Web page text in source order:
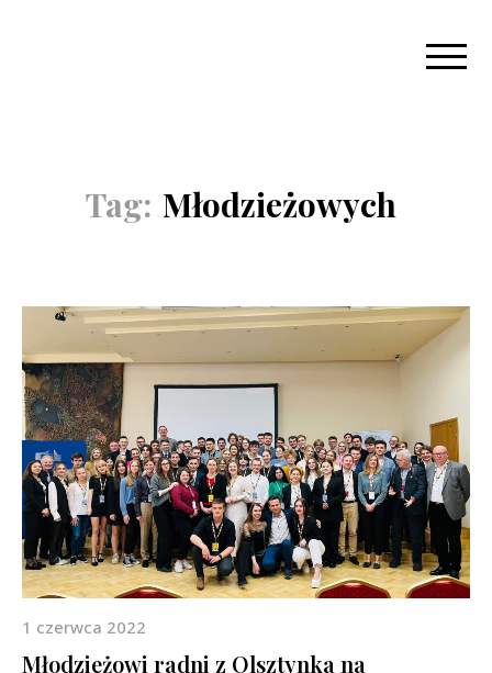
Tag: Młodzieżowych
1 czerwca 2022
Młodzieżowi radni z Olsztynka na